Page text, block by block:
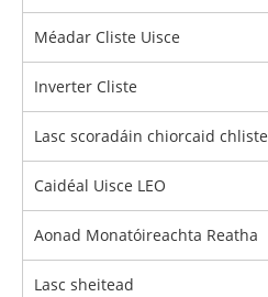
Méadar Cliste Uisce
Inverter Cliste
Lasc scoradáin chiorcaid chliste
Caidéal Uisce LEO
Aonad Monatóireachta Reatha
Lasc sheitead